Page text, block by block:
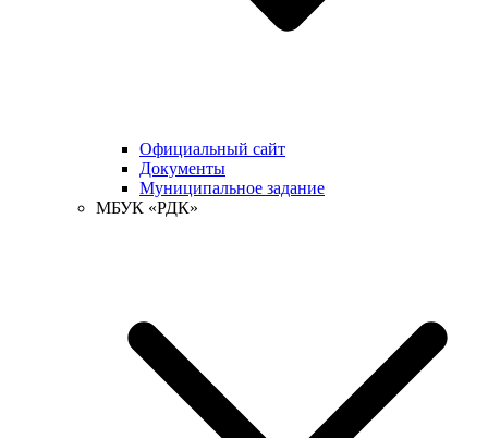
Официальный сайт
Документы
Муниципальное задание
МБУК «РДК»